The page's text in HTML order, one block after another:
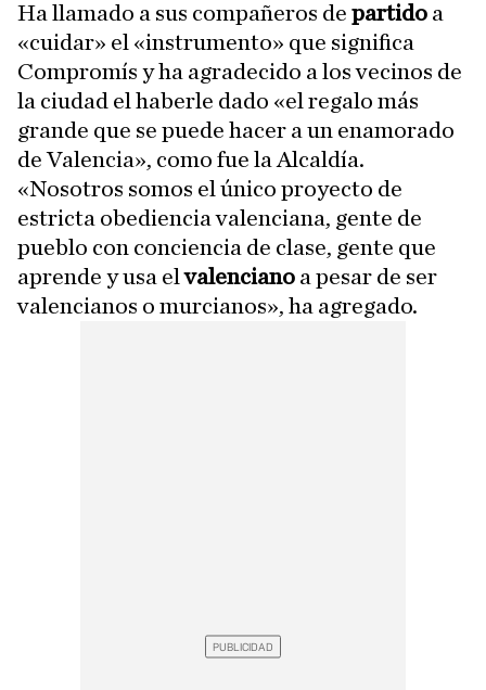
Ha llamado a sus compañeros de partido a
«cuidar» el «instrumento» que significa
Compromís y ha agradecido a los vecinos de
la ciudad el haberle dado «el regalo más
grande que se puede hacer a un enamorado
de Valencia», como fue la Alcaldía.
«Nosotros somos el único proyecto de
estricta obediencia valenciana, gente de
pueblo con conciencia de clase, gente que
aprende y usa elvalenciano a pesar de ser
valencianos o murcianos», ha agregado.